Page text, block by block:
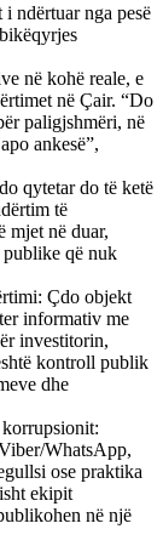
ndërtuar nga pesë
në kohë reale, e
në Çair. “Do
paligjshmëri, në
ankesë”,
qytetar do të ketë
të
mjet në duar,
publike që nuk
Çdo objekt
informativ me
investitorin,
kontroll publik
dhe
WhatsApp,
ose praktika
ekipit
në një